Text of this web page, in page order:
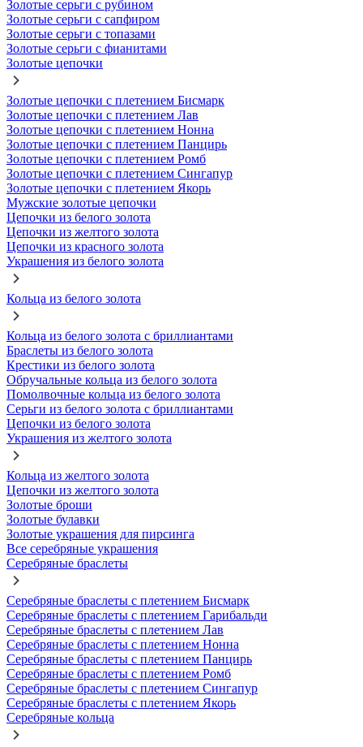
Золотые серьги с рубином
Золотые серьги с сапфиром
Золотые серьги с топазами
Золотые серьги с фианитами
Золотые цепочки
Золотые цепочки с плетением Бисмарк
Золотые цепочки с плетением Лав
Золотые цепочки с плетением Нонна
Золотые цепочки с плетением Панцирь
Золотые цепочки с плетением Ромб
Золотые цепочки с плетением Сингапур
Золотые цепочки с плетением Якорь
Мужские золотые цепочки
Цепочки из белого золота
Цепочки из желтого золота
Цепочки из красного золота
Украшения из белого золота
Кольца из белого золота
Кольца из белого золота с бриллиантами
Браслеты из белого золота
Крестики из белого золота
Обручальные кольца из белого золота
Помолвочные кольца из белого золота
Серьги из белого золота с бриллиантами
Цепочки из белого золота
Украшения из желтого золота
Кольца из желтого золота
Цепочки из желтого золота
Золотые броши
Золотые булавки
Золотые украшения для пирсинга
Все серебряные украшения
Серебряные браслеты
Серебряные браслеты с плетением Бисмарк
Серебряные браслеты с плетением Гарибальди
Серебряные браслеты с плетением Лав
Серебряные браслеты с плетением Нонна
Серебряные браслеты с плетением Панцирь
Серебряные браслеты с плетением Ромб
Серебряные браслеты с плетением Сингапур
Серебряные браслеты с плетением Якорь
Серебряные кольца